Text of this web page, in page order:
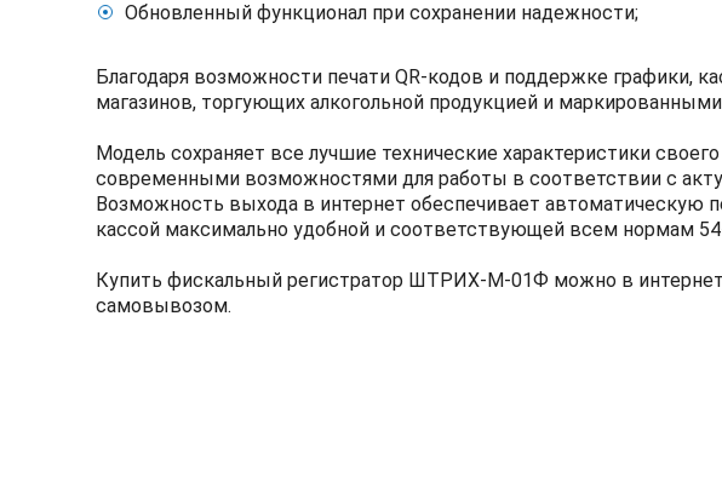
Обновленный функционал при сохранении надежности;
Благодаря возможности печати QR-кодов и поддержке графики,
магазинов, торгующих алкогольной продукцией и
Модель сохраняет все лучшие технические характеристики
современными возможностями для работы в соответствии с
Возможность выхода в интернет обеспечивает автоматическую
кассой максимально удобной и соответствующей всем нормам
Купить фискальный регистратор ШТРИХ-М-01Ф можно в
самовывозом.